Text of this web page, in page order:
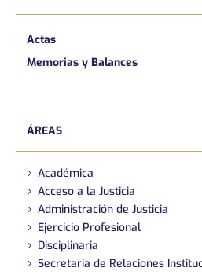
Actas
Memorias y Balances
ÁREAS
Académica
Acceso a la Justicia
Administración de Justicia
Ejercicio Profesional
Disciplinaria
Secretaría de Relaciones